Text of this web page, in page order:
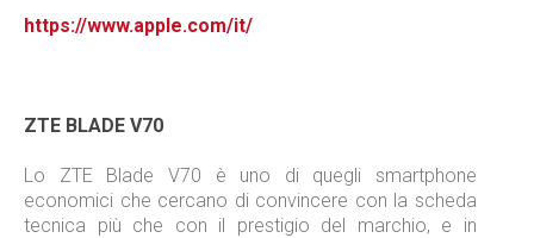
https://www.apple.com/it/
ZTE BLADE V70
Lo ZTE Blade V70 è uno di quegli smartphone
economici che cercano di convincere con la scheda
tecnica più che con il prestigio del marchio, e in